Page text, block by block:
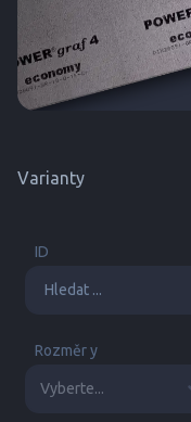
Varianty
ID
Rozměr y